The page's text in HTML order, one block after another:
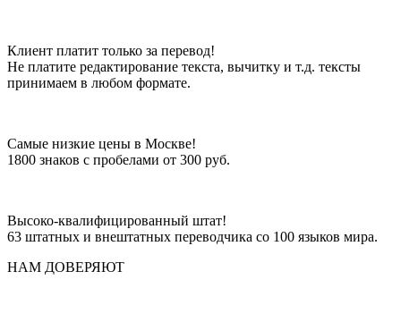
Клиент платит только за перевод!
Не платите редактирование текста, вычитку и т.д. тексты
принимаем в любом формате.
Самые низкие цены в Москве!
1800 знаков с пробелами от 300 руб.
Высоко-квалифицированный штат!
63 штатных и внештатных переводчика со 100 языков мира.
НАМ ДОВЕРЯЮТ